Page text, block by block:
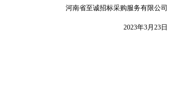
河南省至诚招标采购服务有限公司
2023年3月 23 日